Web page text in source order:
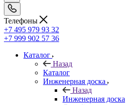
Телефоны
+7 495 979 93 32
+7 999 902 57 36
Каталог
Назад
Каталог
Инженерная доска
Назад
Инженерная доска